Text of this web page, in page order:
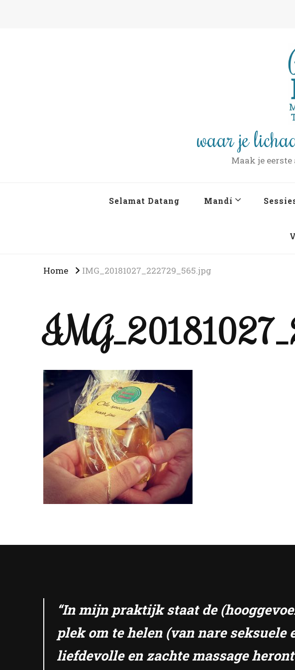
waar je
Maak je
Selamat Datang Mandí
Home IMG_20181027_222729_565.jpg
“In mijn praktijk staat de
plek om te helen (van nare
liefdevolle en zachte massage